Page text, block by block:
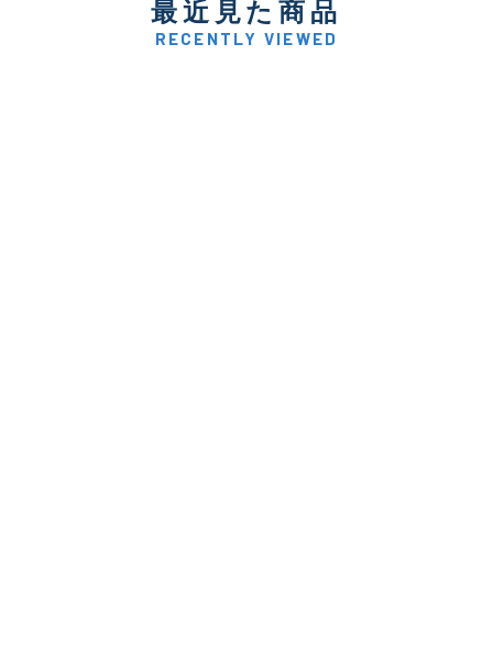
最近見た商品
RECENTLY VIEWED